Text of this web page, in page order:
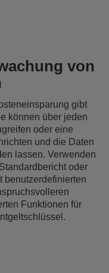
von
gibt
können über jeden
oder eine
und die Daten
lassen. Verwenden
oder
benutzerdefinierten
Funktionen für